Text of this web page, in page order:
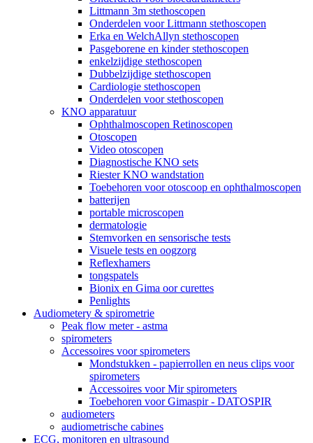
Littmann 3m stethoscopen
Onderdelen voor Littmann stethoscopen
Erka en WelchAllyn stethoscopen
Pasgeborene en kinder stethoscopen
enkelzijdige stethoscopen
Dubbelzijdige stethoscopen
Cardiologie stethoscopen
Onderdelen voor stethoscopen
KNO apparatuur
Ophthalmoscopen Retinoscopen
Otoscopen
Video otoscopen
Diagnostische KNO sets
Riester KNO wandstation
Toebehoren voor otoscoop en ophthalmoscopen
batterijen
portable microscopen
dermatologie
Stemvorken en sensorische tests
Visuele tests en oogzorg
Reflexhamers
tongspatels
Bionix en Gima oor curettes
Penlights
Audiometery & spirometrie
Peak flow meter - astma
spirometers
Accessoires voor spirometers
Mondstukken - papierrollen en neus clips voor
spirometers
Accessoires voor Mir spirometers
Toebehoren voor Gimaspir - DATOSPIR
audiometers
audiometrische cabines
ECG, monitoren en ultrasound